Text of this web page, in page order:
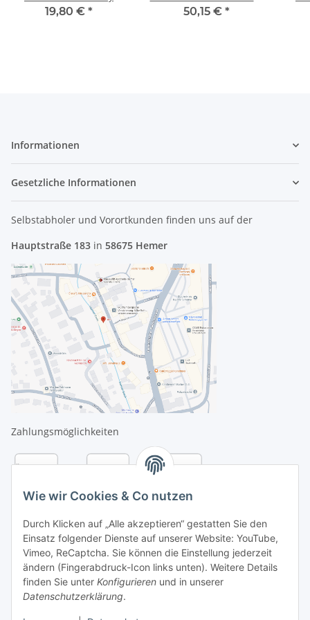
Wie wir Cookies & Co nutzen
Durch Klicken auf „Alle akzeptieren“ gestatten Sie den
Einsatz folgender Dienste auf unserer Website: YouTube,
Vimeo, ReCaptcha. Sie können die Einstellung jederzeit
ändern (Fingerabdruck-Icon links unten). Weitere Details
finden Sie unter Konfigurieren und in unserer
Datenschutzerklärung.
A1280 Late 2008
19,80 € *
inkl. Akku 604-03216-01
50,15 € *
Informationen
Gesetzliche Informationen
Selbstabholer und Vorortkunden finden uns auf der
Hauptstraße 183 in 58675 Hemer
Zahlungsmöglichkeiten